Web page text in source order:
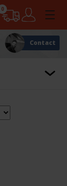
0
Persoonlijkadvies
Contact